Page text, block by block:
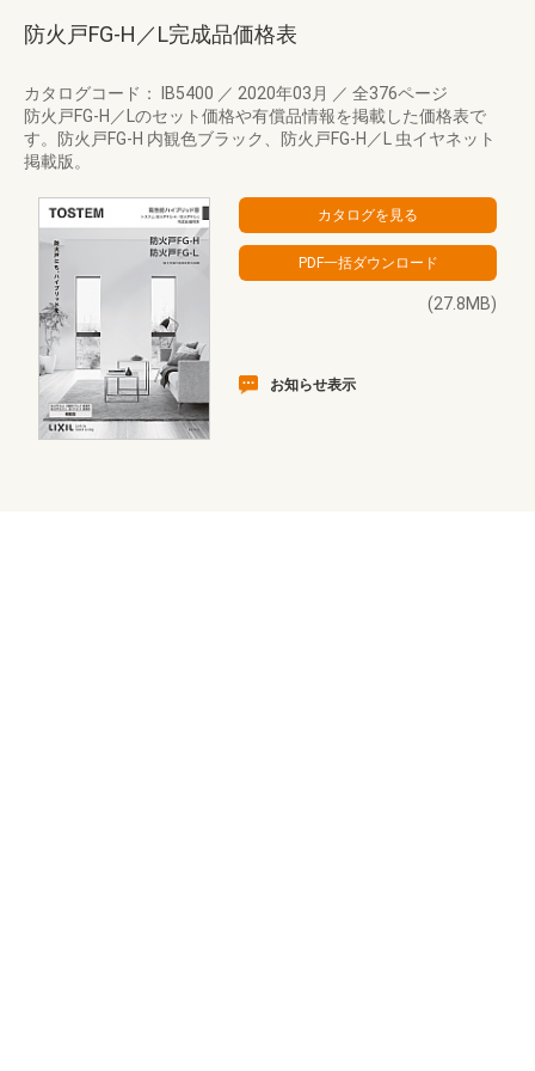
防火戸FG-H／L完成品価格表
カタログコード： IB5400 ／ 2020年03月 ／ 全376ページ
防火戸FG-H／Lのセット価格や有償品情報を掲載した価格表で
す。防火戸FG-H 内観色ブラック、防火戸FG-H／L 虫イヤネット
掲載版。
(27.8MB)
お知らせ表示